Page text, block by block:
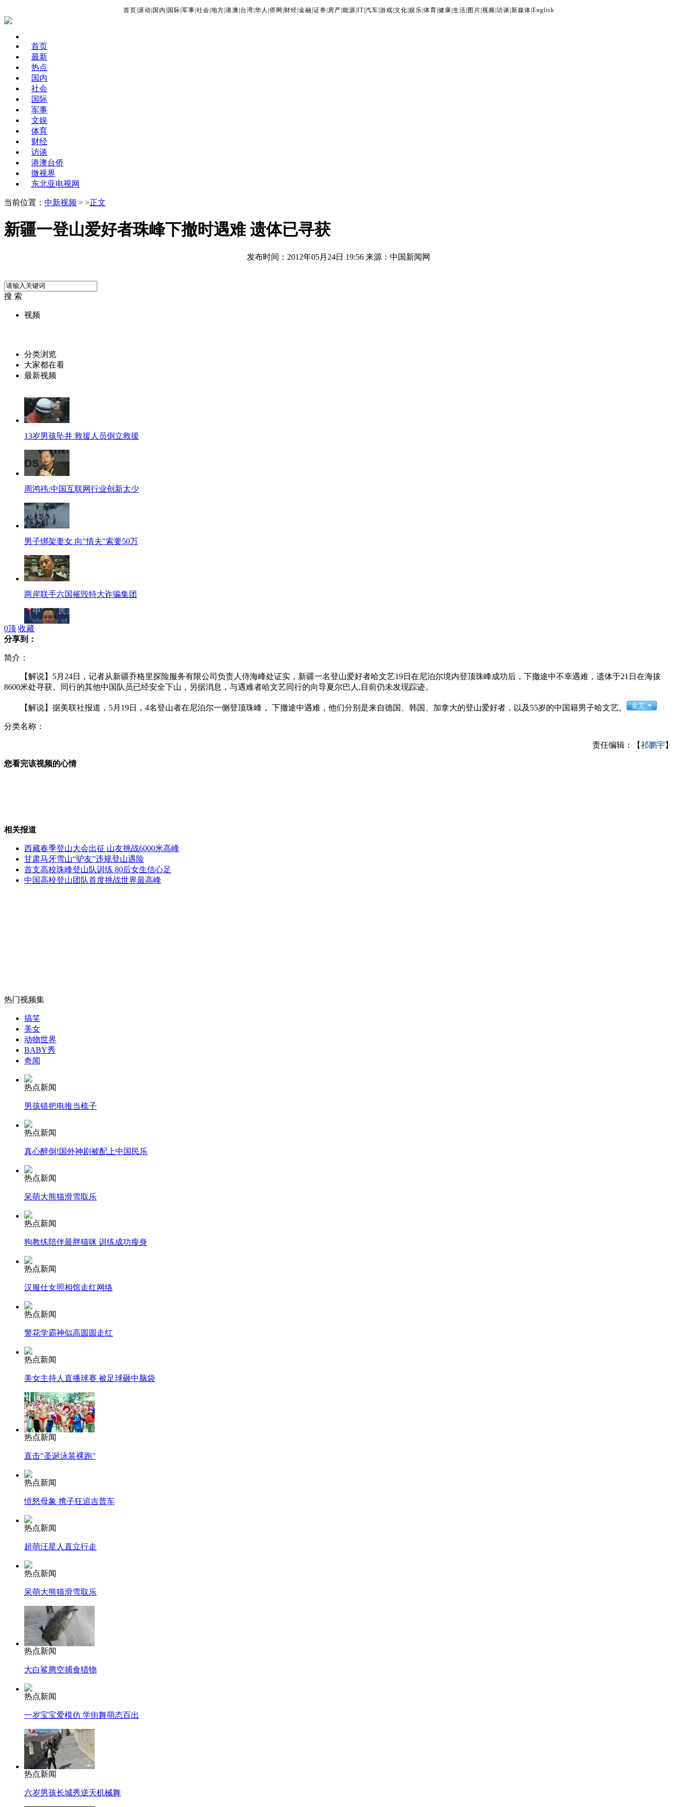
首页 滚动 国内 国际 军事 社会 地方 港澳 台湾 华人 侨网 财经 金融 证券 房产 能源 IT| 汽车 游戏 文化 娱乐 体育 健康 生活 图片 视频 访谈 新媒体 English
首页
最新
热点
国内
社会
国际
军事
文娱
体育
财经
访谈
港澳台侨
微视界
东北亚电视网
当前位置： 中新视频 > >正文
新疆一登山爱好者珠峰下撤时遇难 遗体已寻获
发布时间：2012年05月24日 19:56 来源：中国新闻网
搜 索
视频
分类浏览
大家都在看
最新视频
13岁男孩坠井 救援人员倒立救援
周鸿祎:中国互联网行业创新太少
男子绑架妻女 向"情夫"索要50万
两岸联手六国摧毁特大诈骗集团
男子"勾女"自称富商共骗11个女人
女孩北京地铁殴打老人 痛下狠手拳打脚踢
无痛分娩是否安全 医生回应
外交部：反对强权政治霸凌主义
外交部：有关国家言论片面不公正
安徽一实载49人客车翻车
走！跟着总书记去植树
消防员救轻生者 花炮节热闹非凡 减压"枕头大战"
纽约上演“枕头大战”
司机酒驾遇交警 急速倒车逃窜
0顶 收藏
分享到：
简介：
【解说】5月24日，记者从新疆乔格里探险服务有限公司负责人侍海峰处证实，新疆一名登山爱好者哈文艺19日在尼泊尔境内登顶珠峰成功后，下撤途中不幸遇难，遗体于21日在海拔
8600米处寻获。同行的其他中国队员已经安全下山，另据消息，与遇难者哈文艺同行的向导夏尔巴人,目前仍未发现踪迹。
【解说】据美联社报道，5月19日，4名登山者在尼泊尔一侧登顶珠峰， 下撤途中遇难，他们分别是来自德国、韩国、加拿大的登山爱好者，以及55岁的中国籍男子哈文艺。
分类名称：
责任编辑：【祁鹏宇】
您看完该视频的心情
相关报道
西藏春季登山大会出征 山友挑战6000米高峰
甘肃马牙雪山“驴友”违规登山遇险
首支高校珠峰登山队训练 80后女生信心足
中国高校登山团队首度挑战世界最高峰
热门视频集
搞笑
美女
动物世界
BABY秀
奇闻
热点新闻
男孩错把电推当梳子
热点新闻
真心醉倒!国外神剧被配上中国民乐
热点新闻
呆萌大熊猫滑雪取乐
热点新闻
狗教练陪伴最胖猫咪 训练成功瘦身
热点新闻
汉服仕女照相馆走红网络
热点新闻
警花学霸神似高圆圆走红
热点新闻
美女主持人直播球赛 被足球砸中脑袋
热点新闻
直击"圣诞泳装裸跑"
热点新闻
愤怒母象 携子狂追吉普车
热点新闻
超萌汪星人直立行走
热点新闻
呆萌大熊猫滑雪取乐
热点新闻
大白鲨腾空捕食猎物
热点新闻
一岁宝宝爱模仿 学街舞萌态百出
热点新闻
六岁男孩长城秀逆天机械舞